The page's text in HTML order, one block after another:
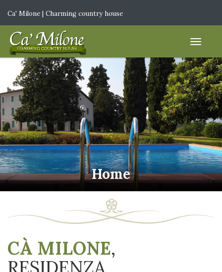
Ca' Milone | Charming country house
Home
CÀ MILONE,
RESIDENZA